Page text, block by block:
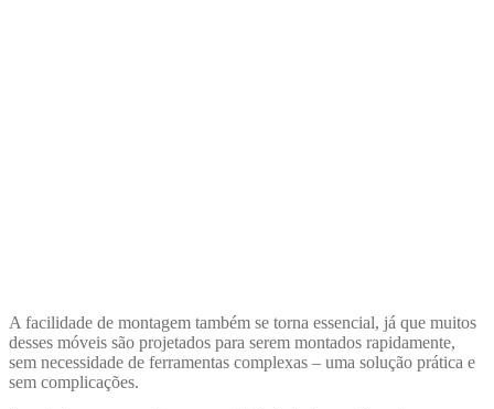
A facilidade de montagem também se torna essencial, já que muitos
desses móveis são projetados para serem montados rapidamente,
sem necessidade de ferramentas complexas – uma solução prática e
sem complicações.